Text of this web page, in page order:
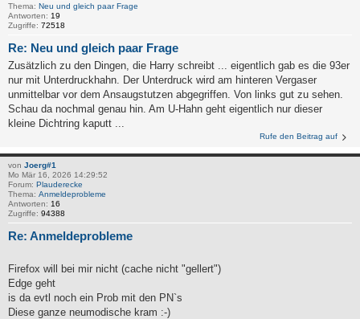
Thema: Neu und gleich paar Frage
Antworten: 19
Zugriffe: 72518
Re: Neu und gleich paar Frage
Zusätzlich zu den Dingen, die Harry schreibt ... eigentlich gab es die 93er
nur mit Unterdruckhahn. Der Unterdruck wird am hinteren Vergaser
unmittelbar vor dem Ansaugstutzen abgegriffen. Von links gut zu sehen.
Schau da nochmal genau hin. Am U-Hahn geht eigentlich nur dieser
kleine Dichtring kaputt ...
Rufe den Beitrag auf
von Joerg#1
Mo Mär 16, 2026 14:29:52
Forum: Plauderecke
Thema: Anmeldeprobleme
Antworten: 16
Zugriffe: 94388
Re: Anmeldeprobleme
Firefox will bei mir nicht (cache nicht "gellert")
Edge geht
is da evtl noch ein Prob mit den PN`s
Diese ganze neumodische kram :-)